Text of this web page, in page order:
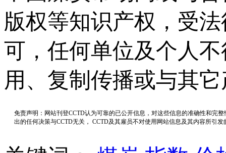
版权等知识产权，受
可，任何单位及个人
用、复制传播或与其
免责声明：网站刊登CCTD认为可靠的已公开信息，对这些信息的准确性和完
出的任何决策与CCTD无关， CCTD及其雇员不对使用网站信息及其内容所引